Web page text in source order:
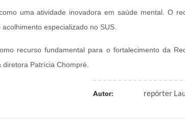
uma atividade inovadora em saúde mental. O
especializado no SUS.
recurso fundamental para o fortalecimento da
Patrícia Chompré.
Autor: repórter